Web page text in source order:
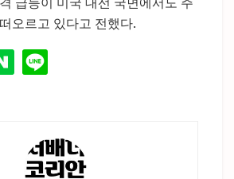
오르고 있다고 전했다.